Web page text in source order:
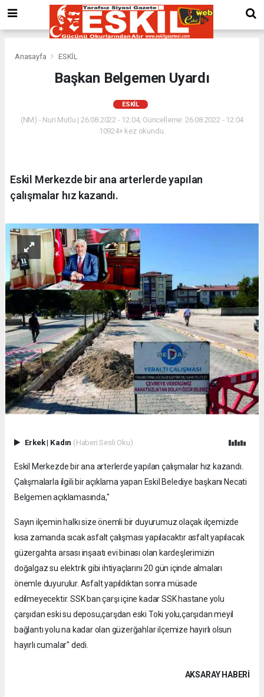
Anasayfa ESKİL
Başkan Belgemen Uyardı
ESKİL
(NM) - Nuri Mutlu | 26.08.2022 - 12:04, Güncelleme: 26.08.2022 - 12:04
10924+ kez okundu.
Eskil Merkezde bir ana arterlerde yapılan
çalışmalar hız kazandı.
Erkek| Kadın (Haberi Sesli Oku)
Eskil Merkezde bir ana arterlerde yapılan çalışmalar hız kazandı.
Çalışmalarla ilgili bir açıklama yapan Eskil Belediye başkanı Necati
Belgemen açıklamasında,"
Sayın ilçemin halkı size önemli bir duyurumuz olaçak ilçemizde
kısa zamanda sıcak asfalt çalışması yapılacaktır asfalt yapılacak
güzergahta arsası inşaatı evi binası olan kardeşlerimizin
doğalgaz su elektrik gibi ihtiyaçlarını 20 gün içinde almaları
önemle duyurulur. Asfalt yapıldıktan sonra müsade
edilmeyecektir. SSK ban çarşı içine kadar SSK hastane yolu
çarşıdan eski su deposu,çarşdan eski Toki yolu,çarşıdan meyil
bağlantı yolu na kadar olan güzerğahlar ilçemize hayırlı olsun
hayırlı cumalar" dedi.
AKSARAY HABERİ